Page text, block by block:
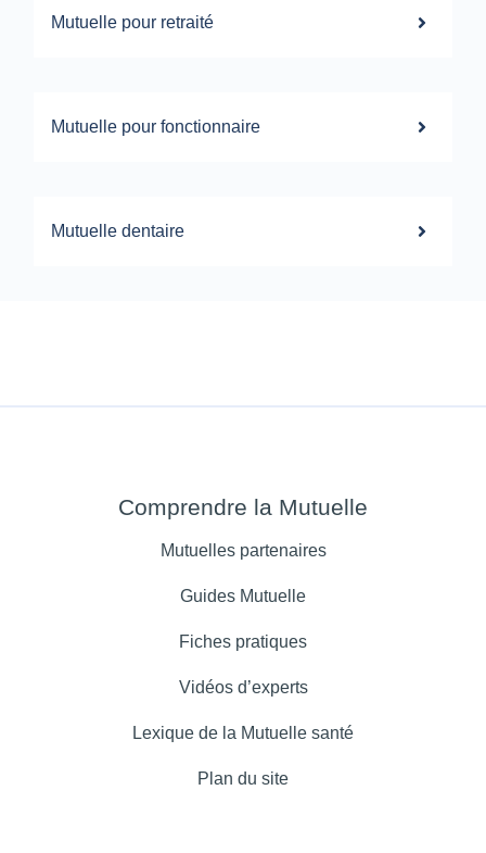
Mutuelle pour retraité
Mutuelle pour fonctionnaire
Mutuelle dentaire
Comprendre la Mutuelle
Mutuelles partenaires
Guides Mutuelle
Fiches pratiques
Vidéos d’experts
Lexique de la Mutuelle santé
Plan du site